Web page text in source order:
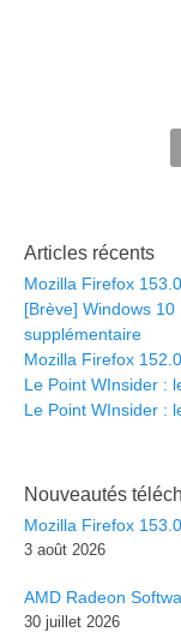
Articles récents
Mozilla Firefox
[Brève] Windows
supplémentaire
Mozilla Firefox
Le Point WInsider :
Le Point WInsider :
Nouveautés
Mozilla Firefox
3 août 2026
AMD Radeon
30 juillet 2026